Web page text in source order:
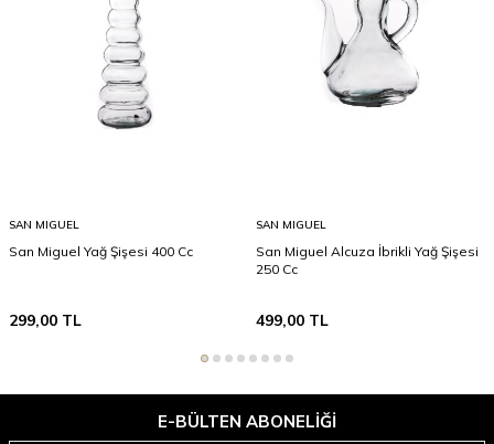
SAN MIGUEL
San Miguel Yağ Şişesi 400 Cc
299,00 TL
SAN MIGUEL
San Miguel Alcuza İbrikli Yağ Şişesi
250 Cc
499,00TL
E-BÜLTEN ABONELIĞI